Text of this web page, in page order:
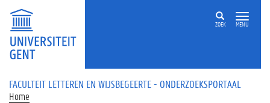
Overslaan en naar de inhoud gaan
ZOEK MENU
FACULTEIT LETTEREN EN WIJSBEGEERTE - ONDERZOEKSPORTAAL
Home